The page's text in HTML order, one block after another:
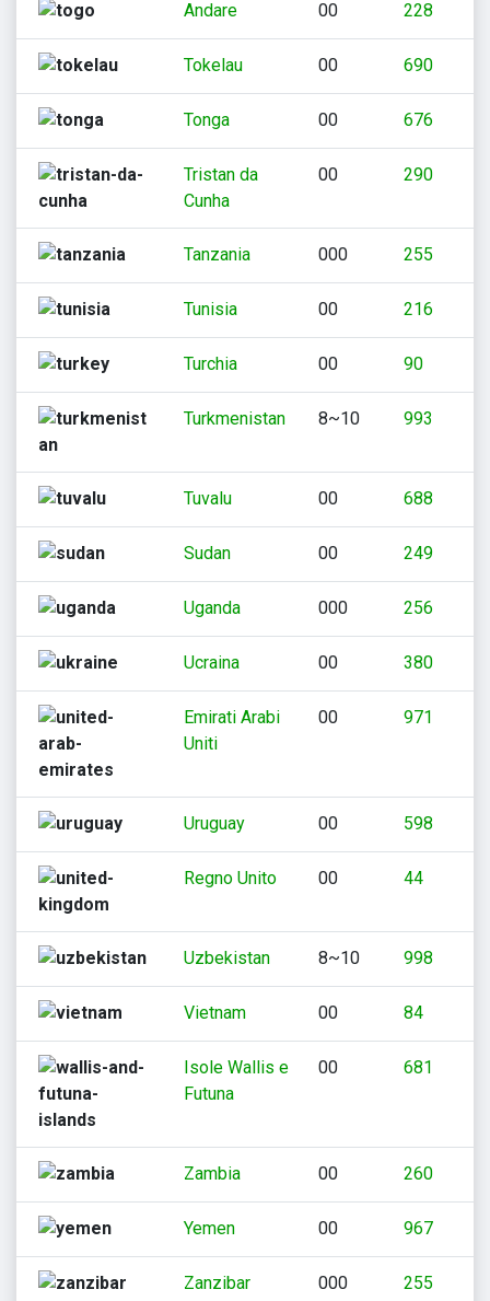
Andare 00 228
Tokelau 00 690
Tonga 00 676
Tristan da
Cunha
00 290
Tanzania 000 255
Tunisia 00 216
Turchia 00 90
Turkmenistan 8~10 993
Tuvalu 00 688
Sudan 00 249
Uganda 000 256
Ucraina 00 380
Emirati Arabi
Uniti
00 971
Uruguay 00 598
Regno Unito 00 44
Uzbekistan 8~10 998
Vietnam 00 84
Isole Wallis e
Futuna
00 681
Zambia 00 260
Yemen 00 967
Zanzibar 000 255